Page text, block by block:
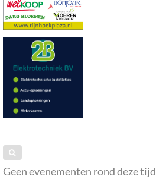
Geen evenementen rond deze tijd